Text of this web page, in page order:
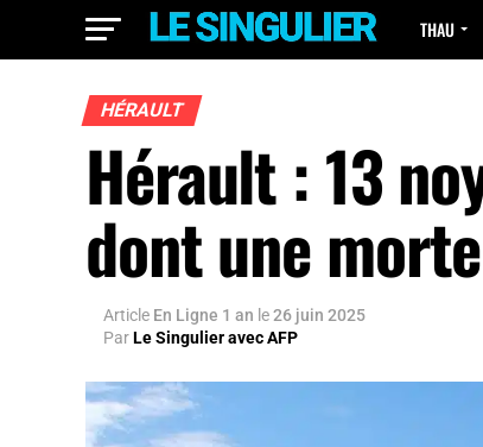
THAU
HÉRAULT
Hérault : 13
dont une
Article En Ligne 1 an le26 juin 2025
ParLe Singulier avec AFP